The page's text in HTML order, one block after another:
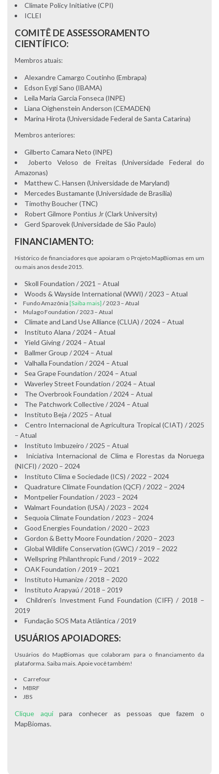
Climate Policy Initiative (CPI)
ICLEI
COMITÊ DE ASSESSORAMENTO
CIENTÍFICO:
Membros atuais:
Alexandre Camargo Coutinho (Embrapa)
Edson Eygi Sano (IBAMA)
Leila Maria Garcia Fonseca (INPE)
Liana Oighenstein Anderson (CEMADEN)
Marina Hirota (Universidade Federal de Santa Catarina)
Membros anteriores:
Gilberto Camara Neto (INPE)
Joberto Veloso de Freitas (Universidade Federal do
Amazonas)
Matthew C. Hansen (Universidade de Maryland)
Mercedes Bustamante (Universidade de Brasília)
Timothy Boucher (TNC)
Robert Gilmore Pontius Jr (Clark University)
Gerd Sparovek (Universidade de São Paulo)
FINANCIAMENTO:
Histórico de financiadores que apoiaram o Projeto MapBiomas em um
ou mais anos desde 2015.
Skoll Foundation / 2021 – Atual
Woods & Wayside International (WWI) / 2023 – Atual
Fundo Amazônia[Saiba mais] / 2023 – Atual
Mulago Foundation / 2023 – Atual
Climate and Land Use Alliance (CLUA) / 2024 – Atual
Instituto Alana / 2024 – Atual
Yield Giving / 2024 – Atual
Ballmer Group / 2024 – Atual
Valhalla Foundation / 2024 – Atual
Sea Grape Foundation / 2024 – Atual
Waverley Street Foundation / 2024 – Atual
The Overbrook Foundation / 2024 – Atual
The Patchwork Collective / 2024 – Atual
Instituto Beja / 2025 – Atual
Centro Internacional de Agricultura Tropical (CIAT) / 2025
– Atual
Instituto Imbuzeiro / 2025 – Atual
Iniciativa Internacional de Clima e Florestas da Noruega
(NICFI) / 2020 – 2024
Instituto Clima e Sociedade (ICS) / 2022 – 2024
Quadrature Climate Foundation (QCF) / 2022 – 2024
Montpelier Foundation / 2023 – 2024
Walmart Foundation (USA) / 2023 – 2024
Sequoia Climate Foundation / 2023 – 2024
Good Energies Foundation / 2020 – 2023
Gordon & Betty Moore Foundation / 2020 – 2023
Global Wildlife Conservation (GWC) / 2019 – 2022
Wellspring Philanthropic Fund / 2019 – 2022
OAK Foundation / 2019 – 2021
Instituto Humanize / 2018 – 2020
Instituto Arapyaú / 2018 – 2019
Children’s Investment Fund Foundation (CIFF) / 2018 –
2019
Fundação SOS Mata Atlântica / 2019
USUÁRIOS APOIADORES:
Usuários do MapBiomas que colaboram para o financiamento da
plataforma. Saiba mais. Apoie você também!
Carrefour
MBRF
JBS
Clique aquipara conhecer as pessoas que fazem o
MapBiomas.